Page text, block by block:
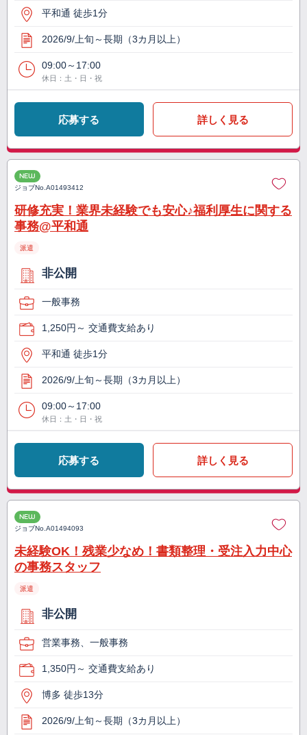
平和通 徒歩1分
2026/9/上旬～長期（3カ月以上）
09:00～17:00
休日：土・日・祝
応募する 詳しく見る
NEW
ジョブNo.A01493412
研修充実！業界未経験でも安心♪福利厚生に関する
事務@平和通
派遣
非公開
一般事務
1,250円～ 交通費支給あり
平和通 徒歩1分
2026/9/上旬～長期（3カ月以上）
09:00～17:00
休日：土・日・祝
応募する 詳しく見る
NEW
ジョブNo.A01494093
未経験OK！残業少なめ！書類整理・受注入力中心
の事務スタッフ
派遣
非公開
営業事務、一般事務
1,350円～ 交通費支給あり
博多 徒歩13分
2026/9/上旬～長期（3カ月以上）